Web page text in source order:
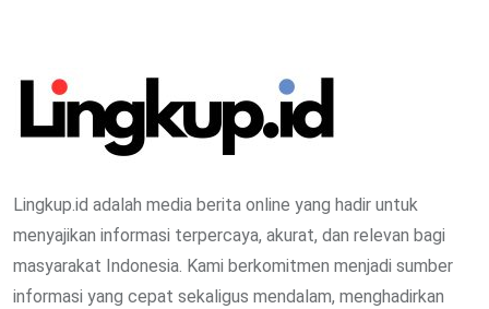
Lingkup.id adalah media berita online yang hadir untuk
menyajikan informasi terpercaya, akurat, dan relevan bagi
masyarakat Indonesia. Kami berkomitmen menjadi sumber
informasi yang cepat sekaligus mendalam, menghadirkan